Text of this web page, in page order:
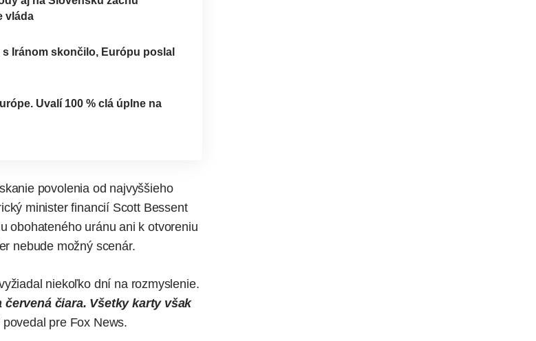
vláda
Iránom skončilo, Európu poslal
Uvalí 100 % clá úplne na
povolenia od najvyššieho
minister financií Scott Bessent
obohateného uránu ani k otvoreniu
nebude možný scenár.
niekoľko dní na rozmyslenie.
čiara. Všetky karty však
povedal pre Fox News.